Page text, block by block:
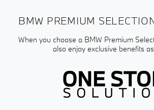
BMW PREMIUM
When you choose a BMW Premium
also enjoy exclusive benefits